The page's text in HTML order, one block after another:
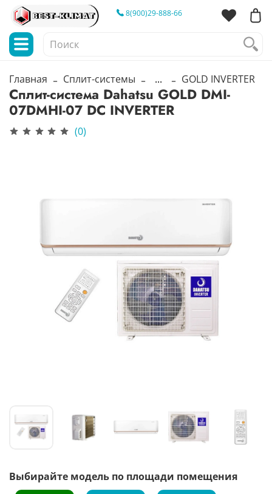
8(900)29-888-66
Главная Сплит-системы ... GOLD INVERTER
Сплит-система Dahatsu GOLD DMI-
07DMHI-07 DC INVERTER
(0)
Выбирайте модель по площади помещения